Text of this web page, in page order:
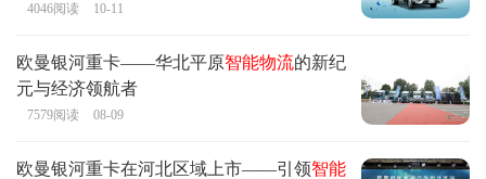
4046阅读 10-11
欧曼银河重卡——华北平原智能物流的新纪
元与经济领航者
7579阅读 08-09
欧曼银河重卡在河北区域上市——引领智能